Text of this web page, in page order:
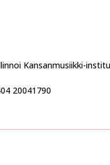
Kansanmusiikki-
20041790